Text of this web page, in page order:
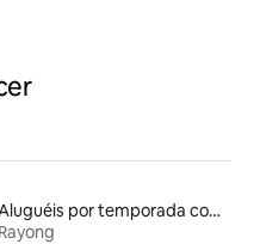
Aluguéis por temporada com acesso à praia
Rayong